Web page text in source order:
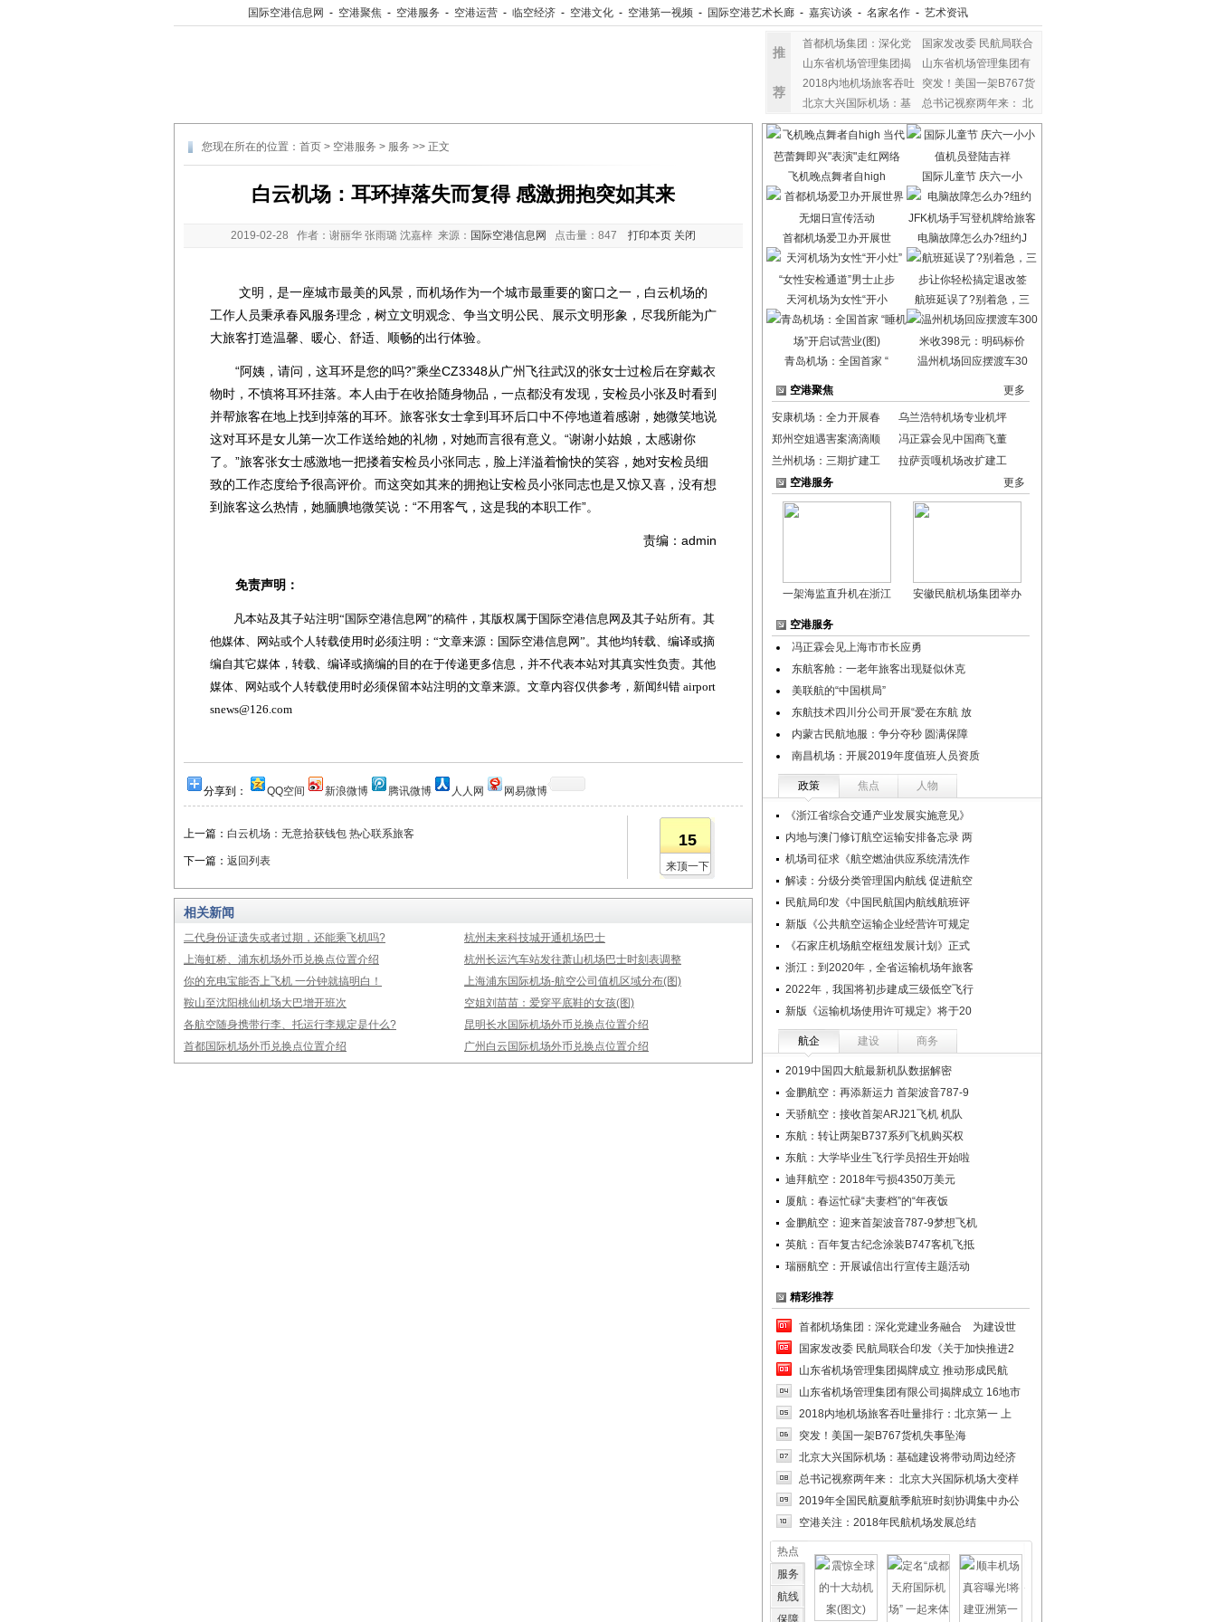
国际空港信息网 - 空港聚焦 - 空港服务 - 空港运营 - 临空经济 - 空港文化 - 空港第一视频 - 国际空港艺术长廊 - 嘉宾访谈 - 名家名作 - 艺术资讯
推
荐
首都机场集团：深化党
国家发改委 民航局联合
山东省机场管理集团揭
山东省机场管理集团有
2018内地机场旅客吞吐
突发！美国一架B767货
北京大兴国际机场：基
总书记视察两年来： 北
您现在所在的位置： 首页 > 空港服务 > 服务 >> 正文
白云机场：耳环掉落失而复得 感激拥抱突如其来
2019-02-28 作者：谢丽华 张雨璐 沈嘉梓 来源： 国际空港信息网 点击量： 847 打印本页 关闭
文明，是一座城市最美的风景，而机场作为一个城市最重要的窗口之一，白云机场的
工作人员秉承春风服务理念，树立文明观念、争当文明公民、展示文明形象，尽我所能为广
大旅客打造温馨、暖心、舒适、顺畅的出行体验。
“阿姨，请问，这耳环是您的吗?”乘坐CZ3348从广州飞往武汉的张女士过检后在穿戴衣
物时，不慎将耳环挂落。本人由于在收拾随身物品，一点都没有发现，安检员小张及时看到
并帮旅客在地上找到掉落的耳环。旅客张女士拿到耳环后口中不停地道着感谢，她微笑地说
这对耳环是女儿第一次工作送给她的礼物，对她而言很有意义。“谢谢小姑娘，太感谢你
了。”旅客张女士感激地一把搂着安检员小张同志，脸上洋溢着愉快的笑容，她对安检员细
致的工作态度给予很高评价。而这突如其来的拥抱让安检员小张同志也是又惊又喜，没有想
到旅客这么热情，她腼腆地微笑说：“不用客气，这是我的本职工作”。
责编：admin
免责声明：
凡本站及其子站注明“国际空港信息网”的稿件，其版权属于国际空港信息网及其子站所有。其
他媒体、网站或个人转载使用时必须注明：“文章来源：国际空港信息网”。其他均转载、编译或摘
编自其它媒体，转载、编译或摘编的目的在于传递更多信息，并不代表本站对其真实性负责。其他
媒体、网站或个人转载使用时必须保留本站注明的文章来源。文章内容仅供参考，新闻纠错 airport
snews@126.com
分享到： QQ空间 新浪微博 腾讯微博 人人网 网易微博
上一篇： 白云机场：无意拾获钱包 热心联系旅客
下一篇： 返回列表
15
来顶一下
相关新闻
二代身份证遗失或者过期，还能乘飞机吗?
杭州未来科技城开通机场巴士
上海虹桥、浦东机场外币兑换点位置介绍
杭州长运汽车站发往萧山机场巴士时刻表调整
你的充电宝能否上飞机 一分钟就搞明白！
上海浦东国际机场-航空公司值机区域分布(图)
鞍山至沈阳桃仙机场大巴增开班次
空姐刘苗苗：爱穿平底鞋的女孩(图)
各航空随身携带行李、托运行李规定是什么?
昆明长水国际机场外币兑换点位置介绍
首都国际机场外币兑换点位置介绍
广州白云国际机场外币兑换点位置介绍
飞机晚点舞者自high 国际儿童节 庆六一小
首都机场爱卫办开展世 电脑故障怎么办?纽约J
天河机场为女性“开小 航班延误了?别着急，三
青岛机场：全国首家 “ 温州机场回应摆渡车30
空港聚焦 更多
安康机场：全力开展春
乌兰浩特机场专业机坪
郑州空姐遇害案滴滴顺
冯正霖会见中国商飞董
兰州机场：三期扩建工
拉萨贡嘎机场改扩建工
空港服务
更多
一架海监直升机在浙江 安徽民航机场集团举办
空港服务
冯正霖会见上海市市长应勇
东航客舱：一老年旅客出现疑似休克
美联航的“中国棋局”
东航技术四川分公司开展“爱在东航 放
内蒙古民航地服：争分夺秒 圆满保障
南昌机场：开展2019年度值班人员资质
政策 焦点 人物
《浙江省综合交通产业发展实施意见》
内地与澳门修订航空运输安排备忘录 两
机场司征求《航空燃油供应系统清洗作
解读：分级分类管理国内航线 促进航空
民航局印发《中国民航国内航线航班评
新版《公共航空运输企业经营许可规定
《石家庄机场航空枢纽发展计划》正式
浙江：到2020年，全省运输机场年旅客
2022年，我国将初步建成三级低空飞行
新版《运输机场使用许可规定》将于20
航企 建设 商务
2019中国四大航最新机队数据解密
金鹏航空：再添新运力 首架波音787-9
天骄航空：接收首架ARJ21飞机 机队
东航：转让两架B737系列飞机购买权
东航：大学毕业生飞行学员招生开始啦
迪拜航空：2018年亏损4350万美元
厦航：春运忙碌“夫妻档”的“年夜饭
金鹏航空：迎来首架波音787-9梦想飞机
英航：百年复古纪念涂装B747客机飞抵
瑞丽航空：开展诚信出行宣传主题活动
精彩推荐
首都机场集团：深化党建业务融合 为建设世
国家发改委 民航局联合印发《关于加快推进2
山东省机场管理集团揭牌成立 推动形成民航
山东省机场管理集团有限公司揭牌成立 16地市
2018内地机场旅客吞吐量排行：北京第一 上
突发！美国一架B767货机失事坠海
北京大兴国际机场：基础建设将带动周边经济
总书记视察两年来： 北京大兴国际机场大变样
2019年全国民航夏航季航班时刻协调集中办公
空港关注：2018年民航机场发展总结
热点
服务
航线
保障